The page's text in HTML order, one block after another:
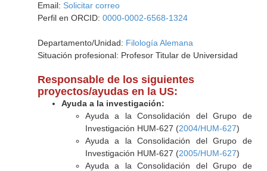
Email: Solicitar correo
Perfil en ORCID: 0000-0002-6568-1324
Departamento/Unidad: Filología Alemana
Situación profesional: Profesor Titular de Universidad
Responsable de los siguientes
proyectos/ayudas en la US:
Ayuda a la investigación:
Ayuda a la Consolidación del Grupo de
Investigación HUM-627 (2004/HUM-627)
Ayuda a la Consolidación del Grupo de
Investigación HUM-627 (2005/HUM-627)
Ayuda a la Consolidación del Grupo de